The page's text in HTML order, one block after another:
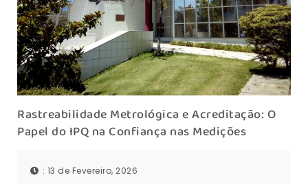
Rastreabilidade Metrológica e Acreditação: O
Papel do IPQ na Confiança nas Medições
: 13 de Fevereiro, 2026